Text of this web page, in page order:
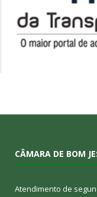
CÂMARA DE BOM
Atendimento de